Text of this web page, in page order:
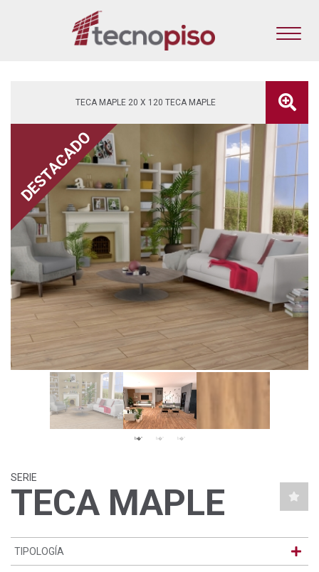
TECA MAPLE 20 X 120 TECA MAPLE
DESTACADO
DESTACADO
SERIE
TECA MAPLE
TIPOLOGÍA